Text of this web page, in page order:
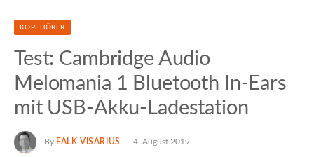
KOPFHÖRER
Test: Cambridge Audio
Melomania 1 Bluetooth In-Ears
mit USB-Akku-Ladestation
By FALK VISARIUS 4. August 2019